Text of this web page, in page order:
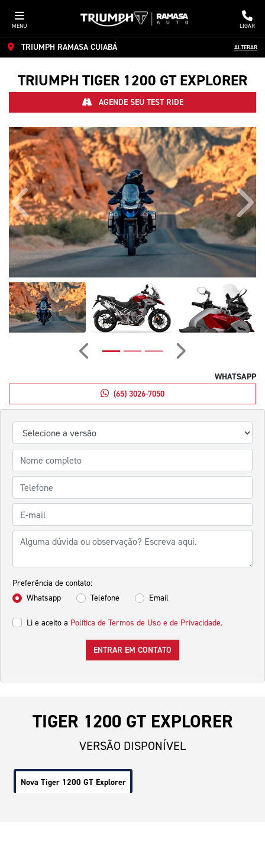
MENU LIGAR
TRIUMPH RAMASA CUIABÁ ALTERAR
TRIUMPH TIGER 1200 GT EXPLORER
AGENDE SEU TEST RIDE
Preferência de contato:
Whatsapp
Telefone Email
Li e aceito a Política de Termos de Uso e de Privacidade.
ENTRAR EM CONTATO
Anterior
Anterior Próximo
WHATSAPP
(65) 3026-7050
TIGER 1200 GT EXPLORER
VERSÃO DISPONÍVEL
Nova Tiger 1200 GT Explorer